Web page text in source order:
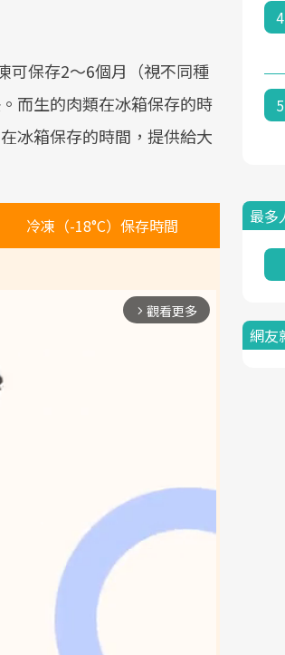
可保存2～6個月（視不同種
而生的肉類在冰箱保存的時
冰箱保存的時間，提供給大
冷凍（-18°C）保存時間
arrow_forward_ios 觀看更多
4
5
最多
網友